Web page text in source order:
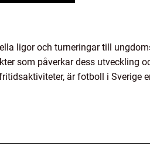
ligor och turneringar till
som påverkar dess utveckling
är fotboll i Sverige